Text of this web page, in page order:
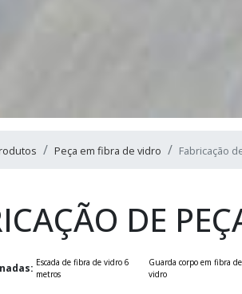
Peça em fibra de vidro Fabricação
DE
Escada de fibra de vidro 6
metros
Guarda corpo em fibra de
vidro